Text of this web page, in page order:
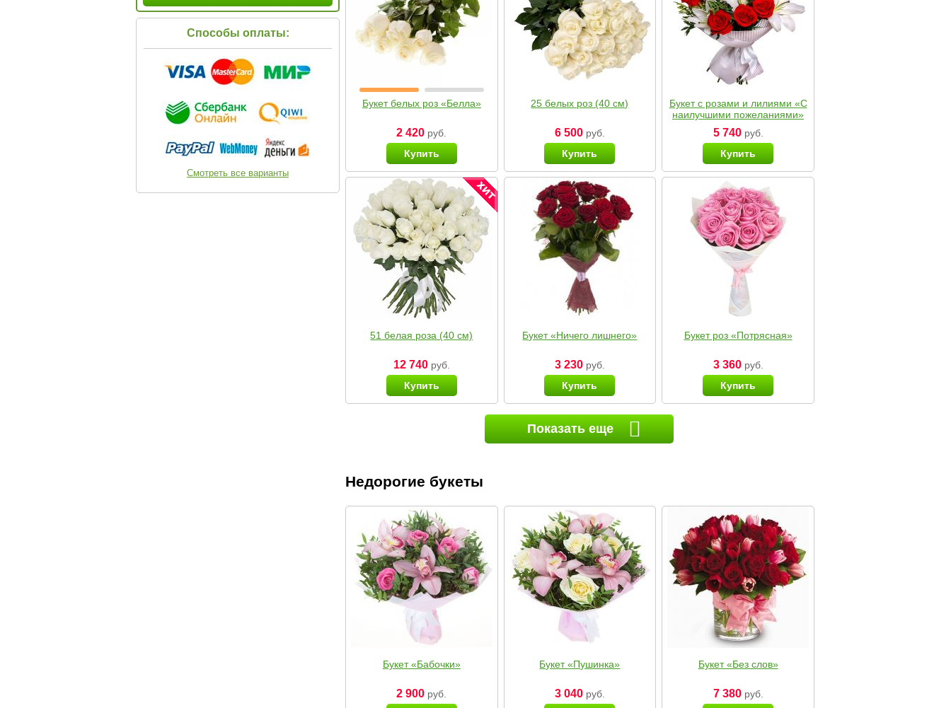
Способы оплаты:
Смотреть все варианты
Букет белых роз «Белла»
2 420 руб.
Купить
25 белых роз (40 см)
6 500руб.
Купить
Букет с розами и лилиями «С
наилучшими пожеланиями»
5 740руб.
Купить
51 белая роза (40 см)
12 740руб.
Купить
Букет «Ничего лишнего»
3 230руб.
Купить
Букет роз «Потрясная»
3 360руб.
Купить
Показать еще
Недорогие букеты
Букет «Бабочки»
2 900 руб.
Букет «Пушинка»
3 040руб.
Букет «Без слов»
7 380руб.